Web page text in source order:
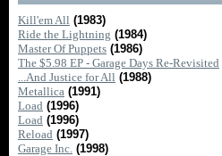
Kill'em All (1983)
Ride the Lightning (1984)
Master Of Puppets (1986)
The $5.98 EP - Garage Days Re-Revisited
...And Justice for All (1988)
Metallica (1991)
Load (1996)
Load (1996)
Reload (1997)
Garage Inc. (1998)